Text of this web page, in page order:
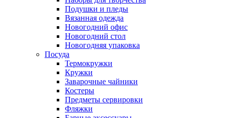
Подушки и пледы
Вязанная одежда
Новогодний офис
Новогодний стол
Новогодняя упаковка
Посуда
Термокружки
Кружки
Заварочные чайники
Костеры
Предметы сервировки
Фляжки